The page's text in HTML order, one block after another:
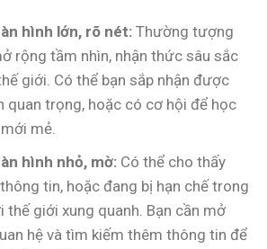
hình lớn, rõ nét: Thường tượng
rộng tầm nhìn, nhận thức sâu sắc
giới. Có thể bạn sắp nhận được
quan trọng, hoặc có cơ hội để học
mẻ.
hình nhỏ, mờ: Có thể cho thấy
tin, hoặc đang bị hạn chế trong
thế giới xung quanh. Bạn cần mở
hệ và tìm kiếm thêm thông tin để